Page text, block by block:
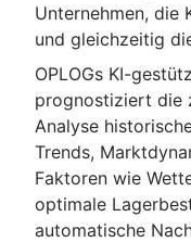
Unternehmen, die
und gleichzeitig
OPLOGs KI-
prognostiziert die
Analyse
Trends,
Faktoren wie
optimale
automatische